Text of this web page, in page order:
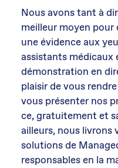
Nous avons tant à
meilleur moyen pour
une évidence aux
assistants médicaux
démonstration en
plaisir de vous
vous présenter nos
ce, gratuitement et
ailleurs, nous livrons
solutions de
responsables en la